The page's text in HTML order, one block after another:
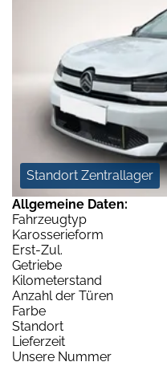
Standort Zentrallager
Allgemeine Daten:
Fahrzeugtyp
Karosserieform
Erst-Zul.
Getriebe
Kilometerstand
Anzahl der Türen
Farbe
Standort
Lieferzeit
Unsere Nummer